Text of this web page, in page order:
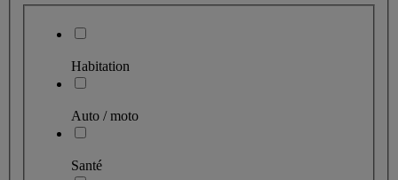
Habitation
Auto / moto
Santé